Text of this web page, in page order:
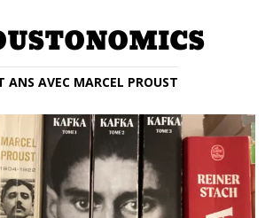
ANS AVEC MARCEL PROUST